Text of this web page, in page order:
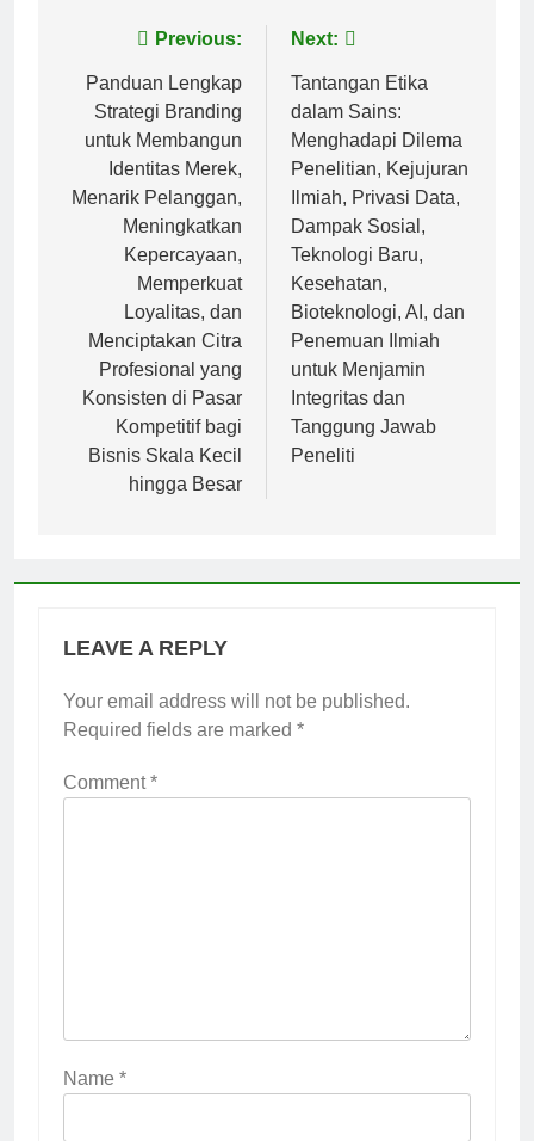
navigation
Previous:
Panduan Lengkap
Strategi Branding
untuk Membangun
Identitas Merek,
Menarik Pelanggan,
Meningkatkan
Kepercayaan,
Memperkuat
Loyalitas, dan
Menciptakan Citra
Profesional yang
Konsisten di Pasar
Kompetitif bagi
Bisnis Skala Kecil
hingga Besar
Next:
Tantangan Etika
dalam Sains:
Menghadapi Dilema
Penelitian, Kejujuran
Ilmiah, Privasi Data,
Dampak Sosial,
Teknologi Baru,
Kesehatan,
Bioteknologi, AI, dan
Penemuan Ilmiah
untuk Menjamin
Integritas dan
Tanggung Jawab
Peneliti
LEAVE A REPLY
Your email address will not be published.
Required fields are marked *
Comment*
Name *